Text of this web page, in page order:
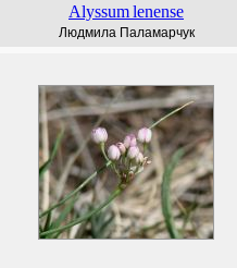
Alyssumlenense
Людмила Паламарчук